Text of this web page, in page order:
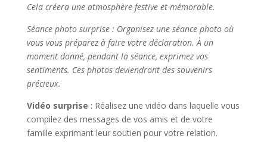
Cela créera une atmosphère festive et mémorable.
Séance photo surprise : Organisez une séance photo où
vous vous préparez à faire votre déclaration. À un
moment donné, pendant la séance, exprimez vos
sentiments. Ces photos deviendront des souvenirs
précieux.
Vidéo surprise : Réalisez une vidéo dans laquelle vous
compilez des messages de vos amis et de votre
famille exprimant leur soutien pour votre relation.